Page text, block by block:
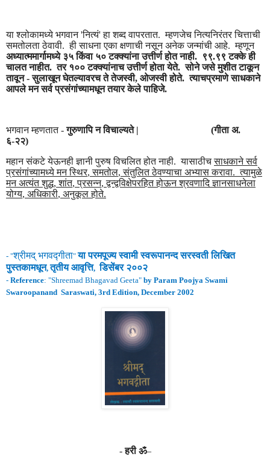
या श्लोकामध्ये भगवान'नित्यं'हा शब्द वापरतात. म्हणजेच नित्यनिरंतर चित्ताची
समतोलता ठेवावी. ही साधना एका क्षणाची नसून अनेक जन्मांची आहे. म्हणून
अध्यात्ममार्गामध्ये ३५ किंवा ५० टक्क्यांना उत्तीर्ण होत नाही. ९९.९९ टक्के ही
चालत नाहीत. तर १०० टक्क्यांनाच उत्तीर्ण होता येते. सोने जसे मुशीत टाकून
तावून - सुलाखून घेतल्यावरच ते तेजस्वी, ओजस्वी होते. त्याचप्रमाणे साधकाने
आपले मन सर्व प्रसंगांच्यामधून तयार केले पाहिजे.
भगवान म्हणतात -गुरुणापि न विचाल्यते | (गीता अ.
६-२२)
महान संकटे येऊनही ज्ञानी पुरुष विचलित होत नाही. यासाठीचसाधकाने सर्व
प्रसंगांच्यामध्ये मन स्थिर,समतोल,संतुलित ठेवण्याचा अभ्यास करावा. त्यामुळे
मन अत्यंत शुद्ध,शांत,प्रसन्न,द्वन्द्वविक्षेपरहित होऊन श्रवणादि ज्ञानसाधनेला
योग्य, अधिकारी, अनुकूल होते.
- "श्रीमद्भगवद्गीता"या परमपूज्य स्वामीस्वरूपानन्दसरस्वती लिखित
पुस्तकामधून,तृतीयआवृत्ति, डिसेंबर २००२
- Reference: "Shreemad Bhagavad Geeta" by Param Poojya Swami
Swaroopanand Saraswati, 3rd Edition, December 2002
-हरी ॐ–